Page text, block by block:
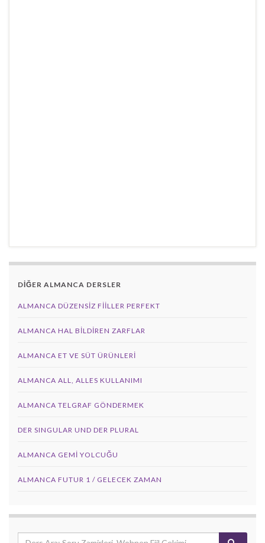
DİĞER ALMANCA DERSLER
ALMANCA DÜZENSIZ FIILLER PERFEKT
ALMANCA HAL BILDIREN ZARFLAR
ALMANCA ET VE SÜT ÜRÜNLERI
ALMANCA ALL, ALLES KULLANIMI
ALMANCA TELGRAF GÖNDERMEK
DER SINGULAR UND DER PLURAL
ALMANCA GEMI YOLCUĞU
ALMANCA FUTUR 1 / GELECEK ZAMAN